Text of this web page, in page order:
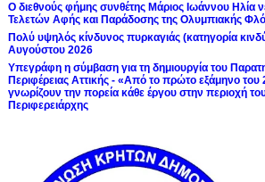
Ο διεθνούς φήμης συνθέτης Μάριος Ιωάννου Ηλία
Τελετών Αφής και Παράδοσης της Ολυμπιακής
Πολύ υψηλός κίνδυνος πυρκαγιάς (κατηγορία
Αυγούστου 2026
Υπεγράφη η σύμβαση για τη δημιουργία του
Περιφέρειας Αττικής - «Από το πρώτο εξάμηνο του
γνωρίζουν την πορεία κάθε έργου στην περιοχή
Περιφερειάρχης